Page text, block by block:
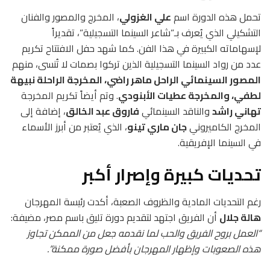
تحمل هذه الدورة اسمعلي الغزولي، المخرج والمصور والفنان
التشكيلي الذي يُعرف بـ”شاعر السينما التسجيلية”، تقديراً
لإسهاماته الكبيرة في هذا الفن. كما شهد حفل الافتتاح تكريم
عدد من رواد السينما التسجيلية الذين تركوا بصمات لا تُنسى، منهم
المصور السينمائي الراحل ماهر راضي، المخرجة الراحلة نبيهة
لطفي، والمخرجة عطيات الأبنودي. وتم أيضاً تكريم المخرجة
تهاني راشدوالناقد السينمائيفاروق عبد الخالق، إضافة إلى
المخرج الكاميرونيجان ماري تينو، الذي يُعتبر من أبرز الأسماء
في السينما الإفريقية.
تحديات كبيرة وإصرار أكبر
رغم التحديات المادية والظروف الصعبة، أكدت رئيسة المهرجان
هالة جلال أن الفريق اجتهد لتقديم دورة تليق باسم مصر، مضيفة:
“العمل بروح الفريق والحب لما نقدمه جعل من الممكن تجاوز
هذه الصعوبات وإظهار المهرجان بأفضل صورة ممكنة”.